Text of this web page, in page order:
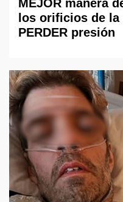
MEJOR manera
los orificios de la
PERDER presión